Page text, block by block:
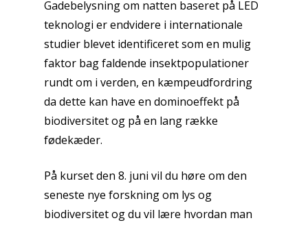
Gadebelysning om natten baseret på LED
teknologi er endvidere i internationale
studier blevet identificeret som en mulig
faktor bag faldende insektpopulationer
rundt om i verden,​ en kæmpeudfordring
da dette kan have en dominoeffekt på
biodiversitet og på en lang række
fødekæder.
På kurset den 8. juni vil du høre om den
seneste nye forskning om lys og
biodiversitet og du vil lære hvordan man